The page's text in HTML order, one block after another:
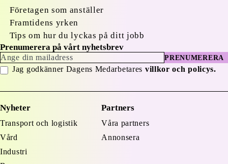
Företagen som anställer
Framtidens yrken
Tips om hur du lyckas på ditt jobb
Prenumerera på vårt nyhetsbrev
PRENUMERERA
Jag godkänner Dagens Medarbetares villkor och policys.
Nyheter
Transport och logistik
Vård
Industri
Partners
Våra partners
Annonsera